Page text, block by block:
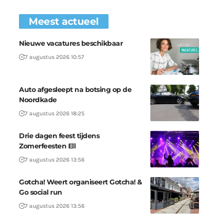
Meest actueel
Nieuwe vacatures beschikbaar
7 augustus 2026 10:57
Auto afgesleept na botsing op de
Noordkade
7 augustus 2026 18:25
Drie dagen feest tijdens
Zomerfeesten Ell
7 augustus 2026 13:56
Gotcha! Weert organiseert Gotcha! &
Go social run
7 augustus 2026 13:56